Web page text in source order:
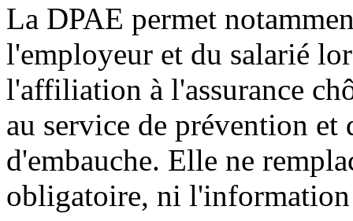
La DPAE permet
l'employeur et du salarié
l'affiliation à l'assurance
au service de prévention et
d'embauche. Elle ne
obligatoire, ni l'information